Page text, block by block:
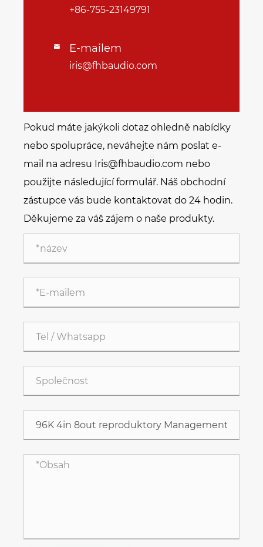
+86-755-23149791
 E-mailem
iris@fhbaudio.com
Pokud máte jakýkoli dotaz ohledně nabídky
nebo spolupráce, neváhejte nám poslat e-
mail na adresu Iris@fhbaudio.com nebo
použijte následující formulář. Náš obchodní
zástupce vás bude kontaktovat do 24 hodin.
Děkujeme za váš zájem o naše produkty.